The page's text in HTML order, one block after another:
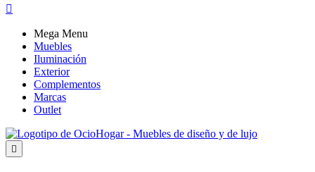

Mega Menu
Muebles
Iluminación
Exterior
Complementos
Marcas
Outlet
